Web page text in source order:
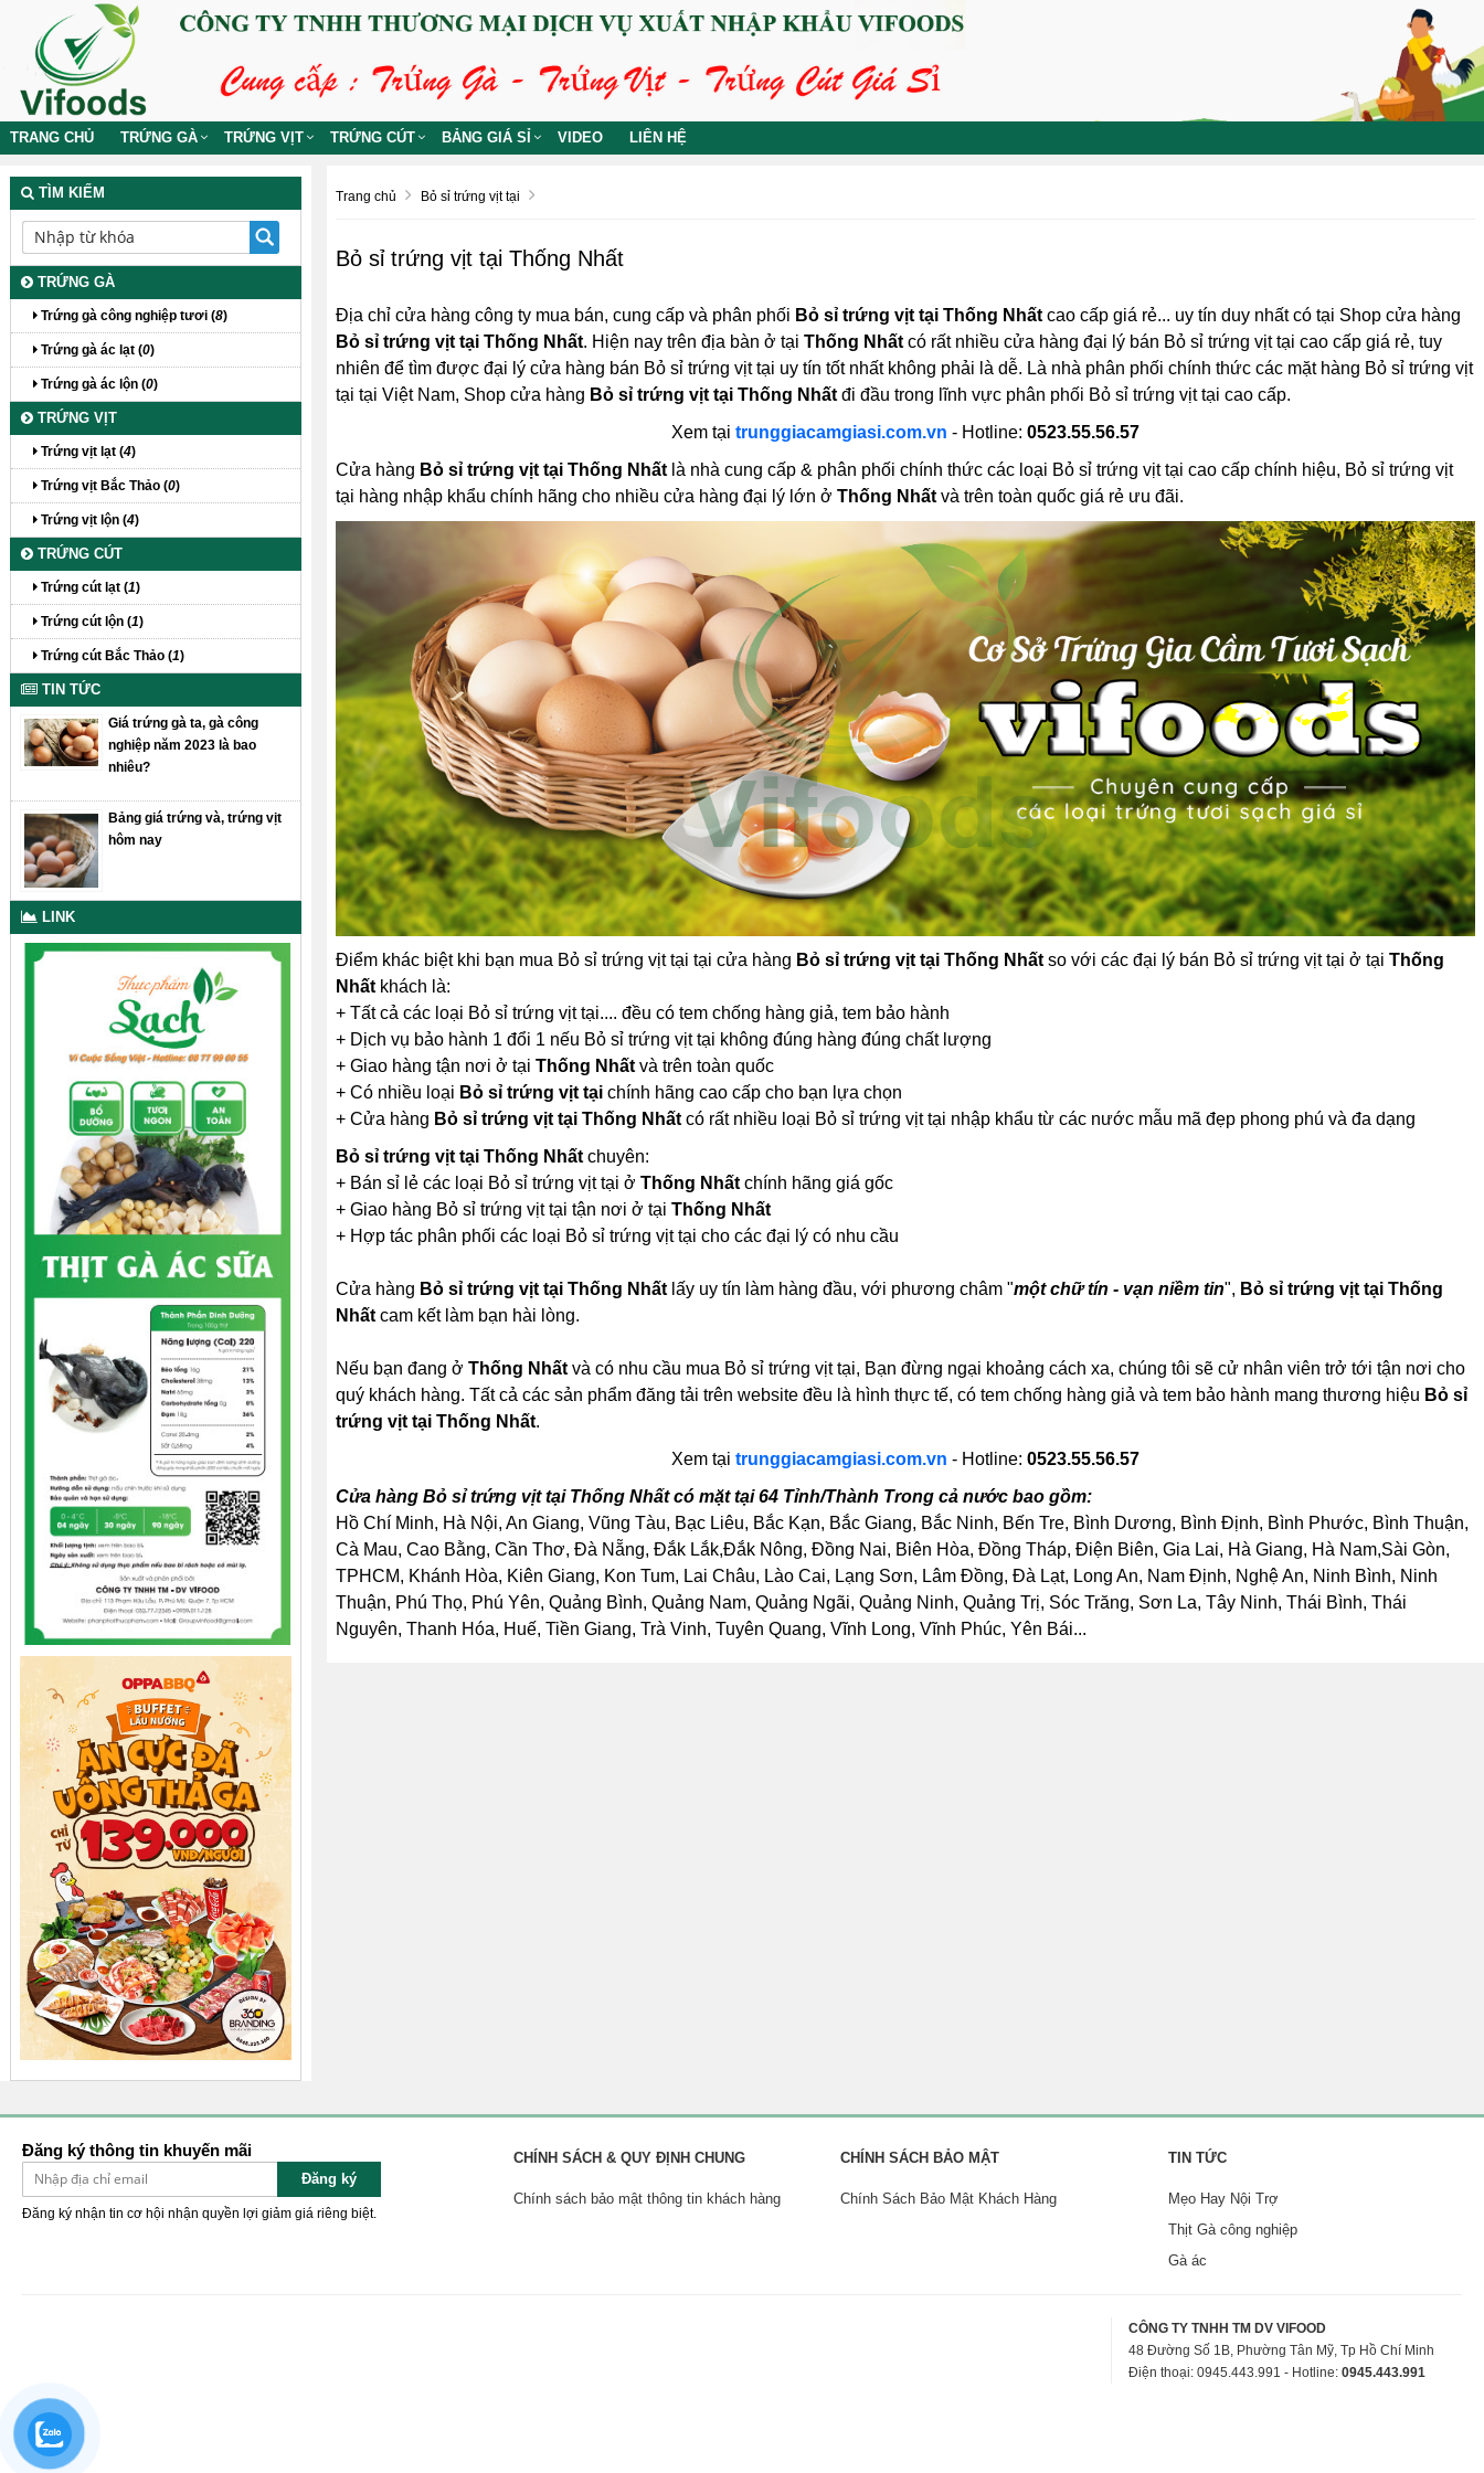
TRANG CHỦ TRỨNG GÀ TRỨNG VỊT TRỨNG CÚT BẢNG GIÁ SỈ VIDEO LIÊN HỆ
Trang chủ Bỏ sỉ trứng vịt tại
Bỏ sỉ trứng vịt tại Thống Nhất
Địa chỉ cửa hàng công ty mua bán, cung cấp và phân phối Bỏ sỉ trứng vịt tại Thống Nhấtcao cấp giá rẻ... uy tín duy nhất có tại Shop cửa hàng
Bỏ sỉ trứng vịt tại Thống Nhất. Hiện nay trên địa bàn ở tại Thống Nhấtcó rất nhiều cửa hàng đại lý bán Bỏ sỉ trứng vịt tại cao cấp giá rẻ, tuy
nhiên để tìm được đại lý cửa hàng bán Bỏ sỉ trứng vịt tại uy tín tốt nhất không phải là dễ. Là nhà phân phối chính thức các mặt hàng Bỏ sỉ trứng vịt
tại tại Việt Nam, Shop cửa hàng Bỏ sỉ trứng vịt tại Thống Nhấtđi đầu trong lĩnh vực phân phối Bỏ sỉ trứng vịt tại cao cấp.
Xem tại trunggiacamgiasi.com.vn - Hotline: 0523.55.56.57
Cửa hàng Bỏ sỉ trứng vịt tại Thống Nhấtlà nhà cung cấp & phân phối chính thức các loại Bỏ sỉ trứng vịt tại cao cấp chính hiệu, Bỏ sỉ trứng vịt
tại hàng nhập khẩu chính hãng cho nhiều cửa hàng đại lý lớn ở Thống Nhấtvà trên toàn quốc giá rẻ ưu đãi.
Điểm khác biệt khi bạn mua Bỏ sỉ trứng vịt tại tại cửa hàng Bỏ sỉ trứng vịt tại Thống Nhấtso với các đại lý bán Bỏ sỉ trứng vịt tại ở tại Thống
Nhấtkhách là:
+ Tất cả các loại Bỏ sỉ trứng vịt tại.... đều có tem chống hàng giả, tem bảo hành
+ Dịch vụ bảo hành 1 đổi 1 nếu Bỏ sỉ trứng vịt tại không đúng hàng đúng chất lượng
+ Giao hàng tận nơi ở tại Thống Nhấtvà trên toàn quốc
+ Có nhiều loại Bỏ sỉ trứng vịt tạichính hãng cao cấp cho bạn lựa chọn
+ Cửa hàng Bỏ sỉ trứng vịt tại Thống Nhấtcó rất nhiều loại Bỏ sỉ trứng vịt tại nhập khẩu từ các nước mẫu mã đẹp phong phú và đa dạng
Bỏ sỉ trứng vịt tại Thống Nhất chuyên:
+ Bán sỉ lẻ các loại Bỏ sỉ trứng vịt tại ở Thống Nhấtchính hãng giá gốc
+ Giao hàng Bỏ sỉ trứng vịt tại tận nơi ở tại Thống Nhất
+ Hợp tác phân phối các loại Bỏ sỉ trứng vịt tại cho các đại lý có nhu cầu
Cửa hàng Bỏ sỉ trứng vịt tại Thống Nhấtlấy uy tín làm hàng đầu, với phương châm "một chữ tín - vạn niềm tin", Bỏ sỉ trứng vịt tại Thống
Nhấtcam kết làm bạn hài lòng.
Nếu bạn đang ở Thống Nhấtvà có nhu cầu mua Bỏ sỉ trứng vịt tại, Bạn đừng ngại khoảng cách xa, chúng tôi sẽ cử nhân viên trở tới tận nơi cho
quý khách hàng. Tất cả các sản phẩm đăng tải trên website đều là hình thực tế, có tem chống hàng giả và tem bảo hành mang thương hiệu Bỏ sỉ
trứng vịt tại Thống Nhất.
Xem tại trunggiacamgiasi.com.vn - Hotline: 0523.55.56.57
Cửa hàng Bỏ sỉ trứng vịt tại Thống Nhất có mặt tại 64 Tỉnh/Thành Trong cả nước bao gồm:
Hồ Chí Minh, Hà Nội, An Giang, Vũng Tàu, Bạc Liêu, Bắc Kạn, Bắc Giang, Bắc Ninh, Bến Tre, Bình Dương, Bình Định, Bình Phước, Bình Thuận,
Cà Mau, Cao Bằng, Cần Thơ, Đà Nẵng, Đắk Lắk,Đắk Nông, Đồng Nai, Biên Hòa, Đồng Tháp, Điện Biên, Gia Lai, Hà Giang, Hà Nam,Sài Gòn,
TPHCM, Khánh Hòa, Kiên Giang, Kon Tum, Lai Châu, Lào Cai, Lạng Sơn, Lâm Đồng, Đà Lạt, Long An, Nam Định, Nghệ An, Ninh Bình, Ninh
Thuận, Phú Thọ, Phú Yên, Quảng Bình, Quảng Nam, Quảng Ngãi, Quảng Ninh, Quảng Trị, Sóc Trăng, Sơn La, Tây Ninh, Thái Bình, Thái
Nguyên, Thanh Hóa, Huế, Tiền Giang, Trà Vinh, Tuyên Quang, Vĩnh Long, Vĩnh Phúc, Yên Bái...
TÌM KIẾM
TRỨNG GÀ
Trứng gà công nghiệp tươi (8)
Trứng gà ác lạt (0)
Trứng gà ác lộn (0)
TRỨNG VỊT
Trứng vịt lạt (4)
Trứng vịt Bắc Thảo (0)
Trứng vịt lộn (4)
TRỨNG CÚT
Trứng cút lạt (1)
Trứng cút lộn (1)
Trứng cút Bắc Thảo (1)
TIN TỨC
Giá trứng gà ta, gà công
nghiệp năm 2023 là bao
nhiêu?
Bảng giá trứng và, trứng vịt
hôm nay
LINK
Đăng ký thông tin khuyến mãi
Đăng ký
Đăng ký nhận tin cơ hội nhận quyền lợi giảm giá riêng biệt.
CHÍNH SÁCH & QUY ĐỊNH CHUNG
Chính sách bảo mật thông tin khách hàng
CHÍNH SÁCH BẢO MẬT
Chính Sách Bảo Mật Khách Hàng
TIN TỨC
Mẹo Hay Nội Trợ
Thịt Gà công nghiệp
Gà ác
CÔNG TY TNHH TM DV VIFOOD
48 Đường Số 1B, Phường Tân Mỹ, Tp Hồ Chí Minh
Điện thoại: 0945.443.991 - Hotline: 0945.443.991